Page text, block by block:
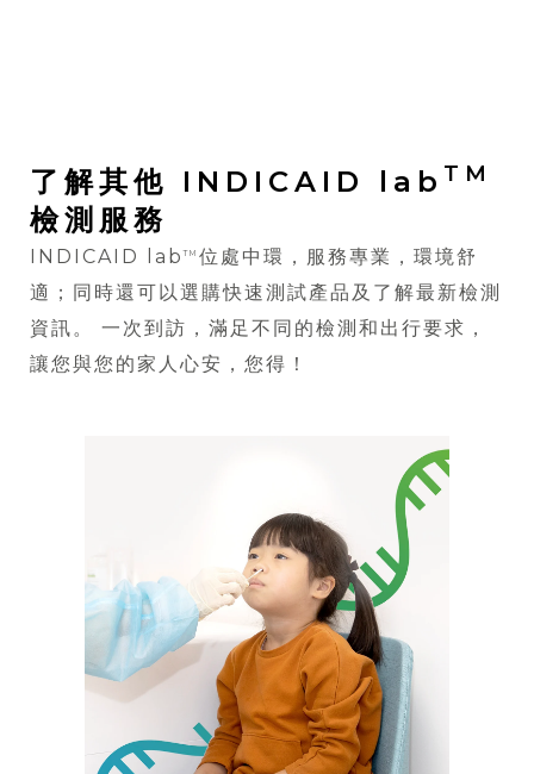
了解其他 INDICAID lab TM
檢測服務
INDICAID labTM 位處中環，服務專業，環境舒
適；同時還可以選購快速測試產品及了解最新檢測
資訊。 一次到訪，滿足不同的檢測和出行要求，
讓您與您的家人心安，您得！